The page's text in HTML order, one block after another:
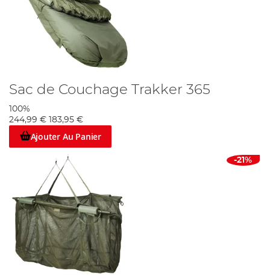
Sac de Couchage Trakker 365
100%
244,99 €
183,95 €
Ajouter Au Panier
-21%